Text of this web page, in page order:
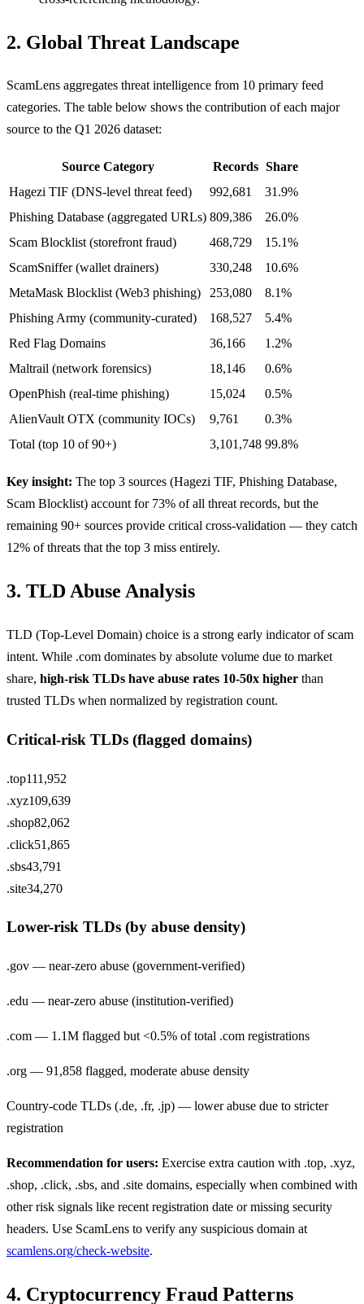
2. Global Threat Landscape
ScamLens aggregates threat intelligence from 10 primary feed
categories. The table below shows the contribution of each major
source to the Q1 2026 dataset:
Source Category Records Share
Hagezi TIF (DNS-level threat feed)
992,681
31.9%
Phishing Database (aggregated URLs) 809,386
26.0%
Scam Blocklist (storefront fraud)
468,729
15.1%
ScamSniffer (wallet drainers)
330,248
10.6%
MetaMask Blocklist (Web3 phishing)
253,080
8.1%
Phishing Army (community-curated)
168,527
5.4%
Red Flag Domains
36,166
1.2%
Maltrail (network forensics)
18,146
0.6%
OpenPhish (real-time phishing)
15,024
0.5%
AlienVault OTX (community IOCs)
9,761
0.3%
Total (top 10 of 90+)
3,101,748 99.8%
Key insight: The top 3 sources (Hagezi TIF, Phishing Database,
Scam Blocklist) account for 73% of all threat records, but the
remaining 90+ sources provide critical cross-validation — they catch
12% of threats that the top 3 miss entirely.
3. TLD Abuse Analysis
TLD (Top-Level Domain) choice is a strong early indicator of scam
intent. While .com dominates by absolute volume due to market
share, high-risk TLDs have abuse rates 10-50x higher than
trusted TLDs when normalized by registration count.
Critical-risk TLDs (flagged domains)
.top111,952
.xyz109,639
.shop82,062
.click51,865
.sbs43,791
.site34,270
Lower-risk TLDs (by abuse density)
.gov — near-zero abuse (government-verified)
.edu — near-zero abuse (institution-verified)
.com — 1.1M flagged but <0.5% of total .com registrations
.org — 91,858 flagged, moderate abuse density
Country-code TLDs (.de, .fr, .jp) — lower abuse due to stricter
registration
Recommendation for users: Exercise extra caution with .top, .xyz,
.shop, .click, .sbs, and .site domains, especially when combined with
other risk signals like recent registration date or missing security
headers. Use ScamLens to verify any suspicious domain at
scamlens.org/check-website.
4. Cryptocurrency Fraud Patterns